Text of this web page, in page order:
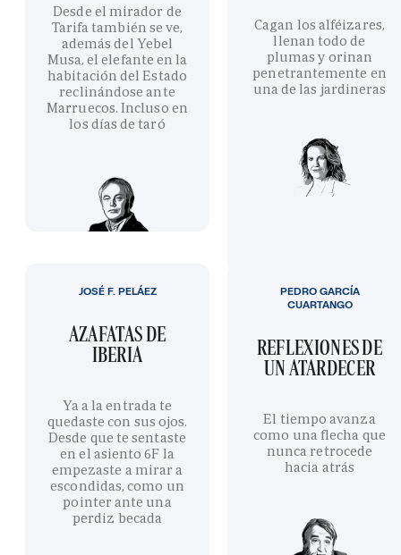
Desde el mirador de
Tarifa también se ve,
además del Yebel
Musa, el elefante en la
habitación del Estado
reclinándose ante
Marruecos. Incluso en
los días de taró
Cagan los alféizares,
llenan todo de
plumas y orinan
penetrantemente en
una de las jardineras
AZAFATAS DE
IBERIA
Ya a la entrada te
quedaste con sus ojos.
Desde que te sentaste
en el asiento 6F la
empezaste a mirar a
escondidas, como un
pointer ante una
perdiz becada
JOSÉ F. PELÁEZ
REFLEXIONES DE
UN ATARDECER
El tiempo avanza
como una flecha que
nunca retrocede
hacia atrás
PEDRO GARCÍA
CUARTANGO